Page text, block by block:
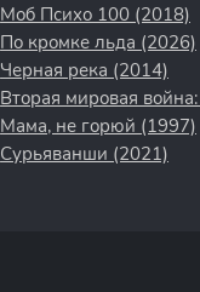
Моб Психо 100 (2018)
По кромке льда (2026)
Черная река (2014)
Мама, не горюй (1997)
Сурьяванши (2021)